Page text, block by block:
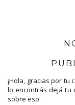
¡Hola, gracias por tu
lo encontrás dejá tu
sobre eso.